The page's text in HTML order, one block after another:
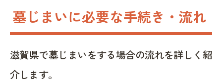
墓じまいに必要な手続き・流れ
滋賀県で墓じまいをする場合の流れを詳しく紹
介します。